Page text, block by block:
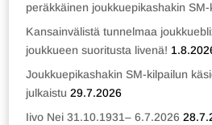
peräkkäinen joukkuepikashakin SM-
Kansainvälistä tunnelmaa
joukkueen suoritusta livenä!
Joukkuepikashakin SM-kilpailun
julkaistu 29.7.2026
Iivo Nei 31.10.1931– 6.7.2026